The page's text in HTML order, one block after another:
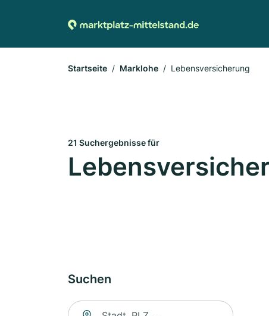
Startseite Marklohe Lebensversicherung
21 Suchergebnisse für
Suchen
Suche nach Ort